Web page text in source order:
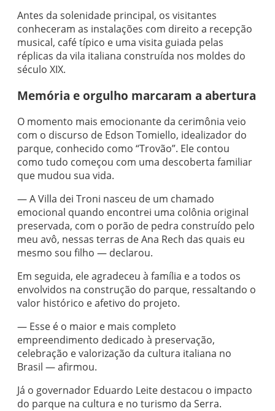
Antes da solenidade principal, os visitantes
conheceram as instalações com direito a recepção
musical, café típico e uma visita guiada pelas
réplicas da vila italiana construída nos moldes do
século XIX.
Memória e orgulho marcaram a abertura
O momento mais emocionante da cerimônia veio
com o discurso de Edson Tomiello, idealizador do
parque, conhecido como “Trovão”. Ele contou
como tudo começou com uma descoberta familiar
que mudou sua vida.
— A Villa dei Troni nasceu de um chamado
emocional quando encontrei uma colônia original
preservada, com o porão de pedra construído pelo
meu avô, nessas terras de Ana Rech das quais eu
mesmo sou filho — declarou.
Em seguida, ele agradeceu à família e a todos os
envolvidos na construção do parque, ressaltando o
valor histórico e afetivo do projeto.
— Esse é o maior e mais completo
empreendimento dedicado à preservação,
celebração e valorização da cultura italiana no
Brasil — afirmou.
Já o governador Eduardo Leite destacou o impacto
do parque na cultura e no turismo da Serra.